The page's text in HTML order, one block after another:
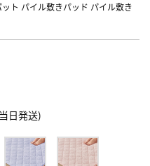
ト パイル敷きパッド パイル敷き
日発送)